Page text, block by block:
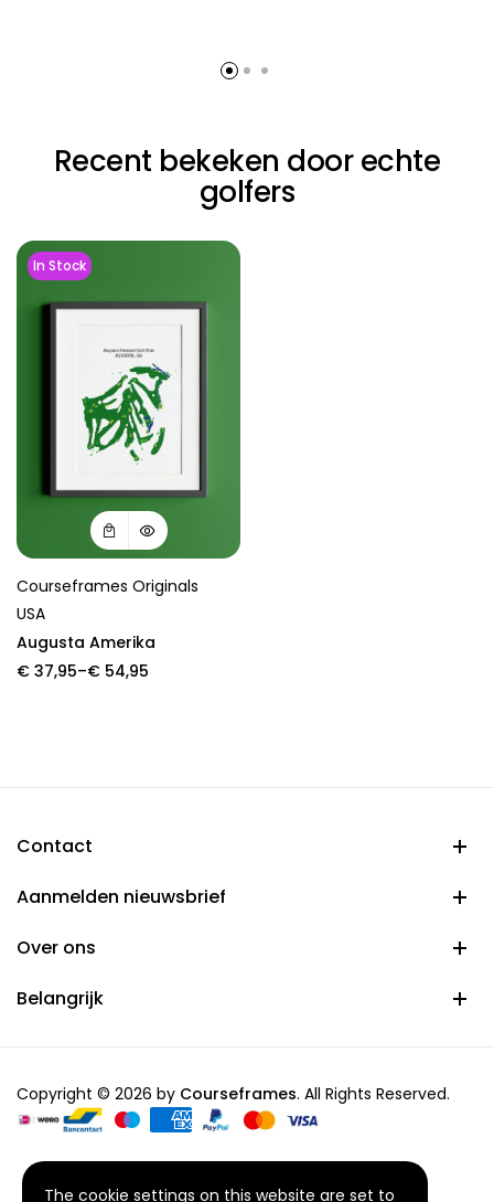
€ 54,95
Recent bekeken door echte
golfers
In Stock
Courseframes Originals
USA
Augusta Amerika
€ 37,95–€ 54,95
Price
Contact
Aanmelden nieuwsbrief
Over ons
Belangrijk
Copyright © 2026 by Courseframes. All Rights Reserved.
The cookie settings on this website are set to